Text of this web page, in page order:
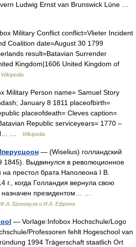
Ludwig Ernst van Brunswick Lüne …
Military Conflict conflict=Vlieter Incident
Coalition date=August 30 1799
result=Batavian Surrender
Kingdom|1606 United Kingdom of
Wikipedia
Military Person name= Samuel Story
January 8 1811 placeofbirth=
placeofdeath= Cleves caption=
Republic serviceyears= 1770 –
…
Wikipedia
— (Wiselius) голландский
1845). Выдвинулся в революционное
на престол брата Наполеона I В.
г., когда Голландия вернула свою
назначен президентом… …
Брокгауза и И.А. Ефрона
— Vorlage:Infobox Hochschule/Logo
Professoren fehlt Hogeschool van
1994 Trägerschaft staatlich Ort